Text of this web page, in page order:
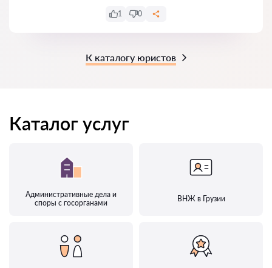
1 0
К каталогу юристов
Каталог услуг
Административные дела и
споры с госорганами
ВНЖ в Грузии